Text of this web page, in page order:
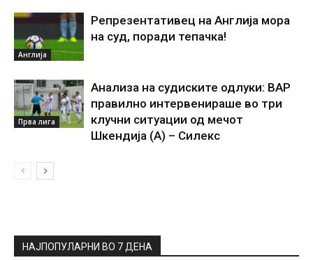
Англија
Репрезентативец на Англија мора
на суд, поради тепачка!
Прва лига
Анализа на судиските одлуки: ВАР
правилно интервенираше во три
клучни ситуации од мечот
Шкендија (А) – Силекс
НАЈПОПУЛАРНИ ВО 7 ДЕНА